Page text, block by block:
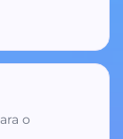
o